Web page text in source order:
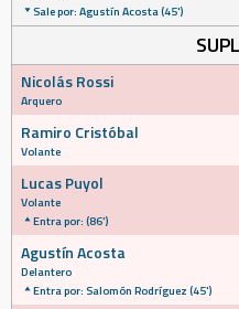
Sale por: Agustín Acosta (45')
Nicolás Rossi
Arquero
Ramiro Cristóbal
Volante
Lucas Puyol
Volante
Entra por: (86')
Agustín Acosta
Delantero
Entra por: Salomón Rodríguez (45')